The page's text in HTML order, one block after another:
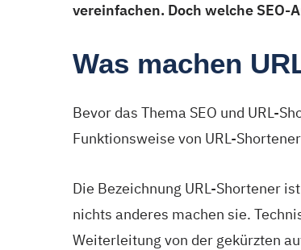
vereinfachen. Doch welche
Was machen
Bevor das Thema SEO und URL-
Funktionsweise von URL-
Die Bezeichnung URL-Shortener
nichts anderes machen sie.
Weiterleitung von der gekürzten